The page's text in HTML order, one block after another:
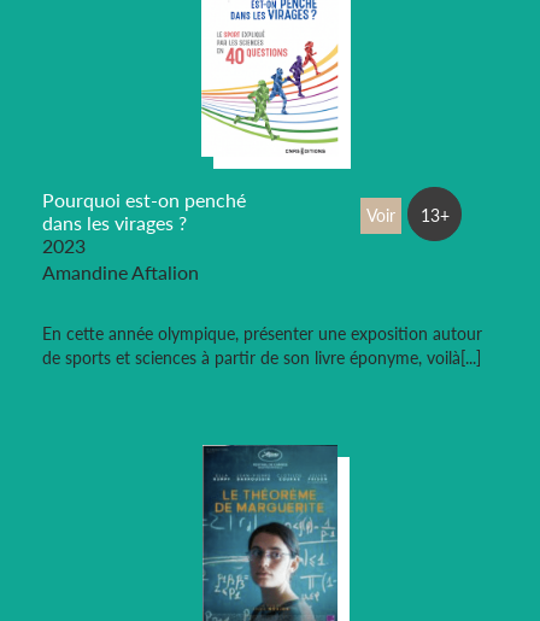
Pourquoi est-on penché
dans les virages ?
2023
Amandine Aftalion
En cette année olympique, présenter une exposition autour
de sports et sciences à partir de son livre éponyme, voilà[...]
Voir 13+